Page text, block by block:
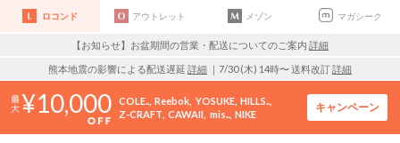
ロコンド アウトレット メゾン マガシーク
【お知らせ】お盆期間の営業・配送についてのご案内 詳細
熊本地震の影響による配送遅延 詳細 ｜7/30 (木) 14時〜 送料改訂詳細
10,000 COLE.. Reebok YOSUKE HILLS..
Z-CRAFT CAWAII mis.. NIKE
キャンペーン